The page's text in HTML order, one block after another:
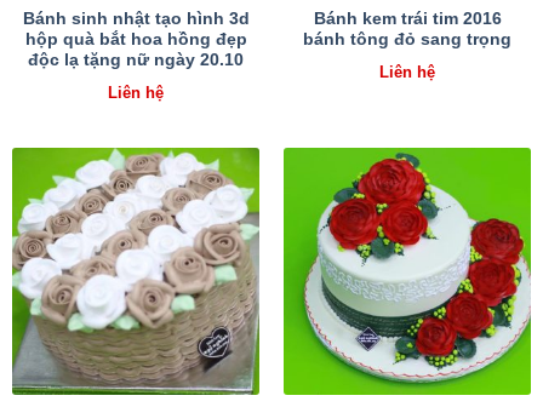
Bánh sinh nhật tạo hình 3d
hộp quà bắt hoa hồng đẹp
độc lạ tặng nữ ngày 20.10
Liên hệ
Bánh kem trái tim 2016
bánh tông đỏ sang trọng
Liên hệ